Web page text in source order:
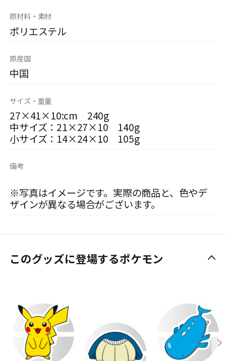
原材料・素材
ポリエステル
原産国
中国
サイズ・重量
27×41×10:cm 240g
中サイズ：21×27×10 140g
小サイズ：14×24×10 105g
備考
※写真はイメージです。実際の商品と、色やデ
ザインが異なる場合がございます。
このグッズに登場するポケモン